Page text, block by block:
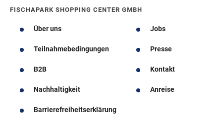
FISCHAPARK SHOPPING CENTER GMBH
Über uns Jobs
Teilnahmebedingungen Presse
B2B Kontakt
Nachhaltigkeit Anreise
Barrierefreiheitserklärung